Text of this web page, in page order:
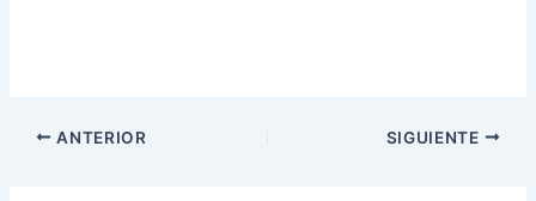
ANTERIOR SIGUIENTE